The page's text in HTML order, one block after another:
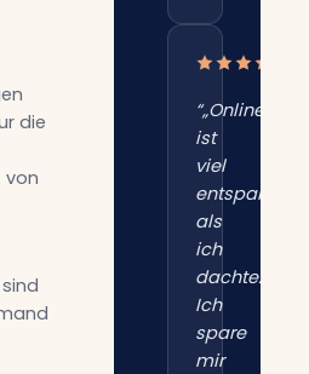
die
von
“„Online
ist
viel
entspannter
als
ich
dachte.
Ich
spare
mir